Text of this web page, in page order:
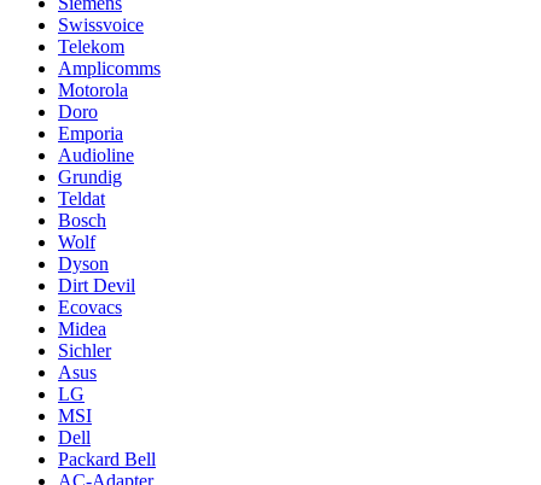
Swissvoice
Telekom
Amplicomms
Motorola
Doro
Emporia
Audioline
Grundig
Teldat
Bosch
Wolf
Dyson
Dirt Devil
Ecovacs
Midea
Sichler
Asus
LG
MSI
Dell
Packard Bell
AC-Adapter